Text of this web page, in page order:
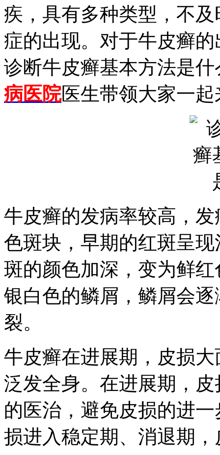
疾，具有多种类型，不
症的出现。对于牛皮癣
诊断牛皮癣基本方法是
病医院医生带领大家一
牛皮癣的发病率较高，
色斑块，早期的红斑呈
斑的颜色加深，变为鲜
银白色的鳞屑，鳞屑会
裂。
牛皮癣在进展期，皮损
泛发全身。在进展期，
的医治，避免皮损的进
损进入稳定期、消退期